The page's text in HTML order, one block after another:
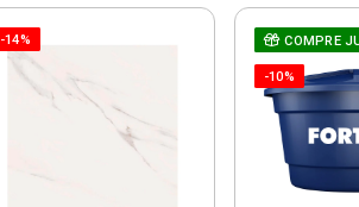
-14% COMPRE
-10%